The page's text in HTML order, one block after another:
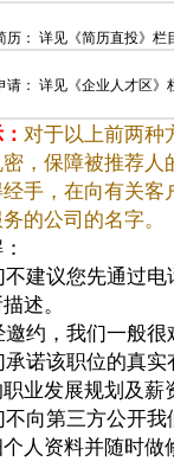
历： 详见《简历直投》栏
请： 详见《企业人才区》
对于以上前两种
，保障被推荐
经手，在向有关
的公司的名字。
建议您先通过电
述。
约，我们一般很
诺该职位的真实
业发展规划及薪
向第三方公开我
人资料并随时做